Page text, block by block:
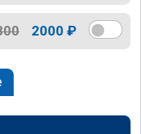
2000 ₽